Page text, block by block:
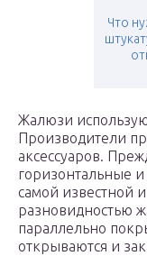
Что
Жалюзи
Производители
аксессуаров.
горизонтальные
самой известной
разновидностью
параллельно
открываются и